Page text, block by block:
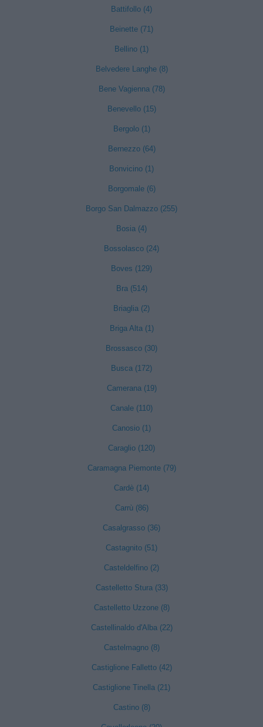
Battifollo (4)
Beinette (71)
Bellino (1)
Belvedere Langhe (8)
Bene Vagienna (78)
Benevello (15)
Bergolo (1)
Bernezzo (64)
Bonvicino (1)
Borgomale (6)
Borgo San Dalmazzo (255)
Bosia (4)
Bossolasco (24)
Boves (129)
Bra (514)
Briaglia (2)
Briga Alta (1)
Brossasco (30)
Busca (172)
Camerana (19)
Canale (110)
Canosio (1)
Caraglio (120)
Caramagna Piemonte (79)
Cardè (14)
Carrù (86)
Casalgrasso (36)
Castagnito (51)
Casteldelfino (2)
Castelletto Stura (33)
Castelletto Uzzone (8)
Castellinaldo d'Alba (22)
Castelmagno (8)
Castiglione Falletto (42)
Castiglione Tinella (21)
Castino (8)